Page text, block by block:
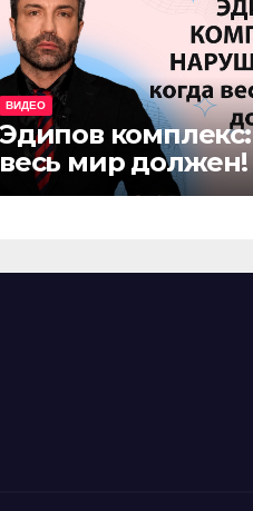
ВИДЕО
Эдипов комплекс:
весь мир должен!